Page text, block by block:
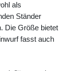
als
Ständer
Die Größe bietet
fasst auch